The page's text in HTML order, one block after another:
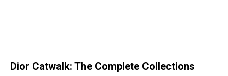
Dior Catwalk: The Complete Collections